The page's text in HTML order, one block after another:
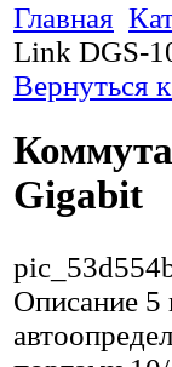
Главная
Link DGS-
Вернуться
Gigabit
Описание 5